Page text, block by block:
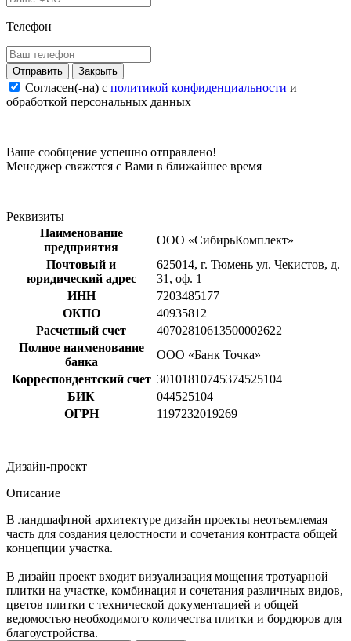
Телефон
Закрыть
Согласен(-на) c политикой конфиденциальности и
обработкой персональных данных
Ваше сообщение успешно отправлено!
Менеджер свяжется с Вами в ближайшее время
Реквизиты
Наименование
предприятия
ООО «СибирьКомплект»
Почтовый и
юридический адрес
625014, г. Тюмень ул. Чекистов, д.
31, оф. 1
ИНН
7203485177
ОКПО
40935812
Расчетный счет
40702810613500002622
Полное наименование
банка
ООО «Банк Точка»
Корреспондентский счет 30101810745374525104
БИК
044525104
ОГРН
1197232019269
Дизайн-проект
Описание
В ландшафтной архитектуре дизайн проекты неотъемлемая
часть для создания целостности и сочетания контраста общей
концепции участка.
В дизайн проект входит визуализация мощения тротуарной
плитки на участке, комбинация и сочетания различных видов,
цветов плитки с технической документацией и общей
ведомостью необходимого количества плитки и бордюров для
благоустройства.